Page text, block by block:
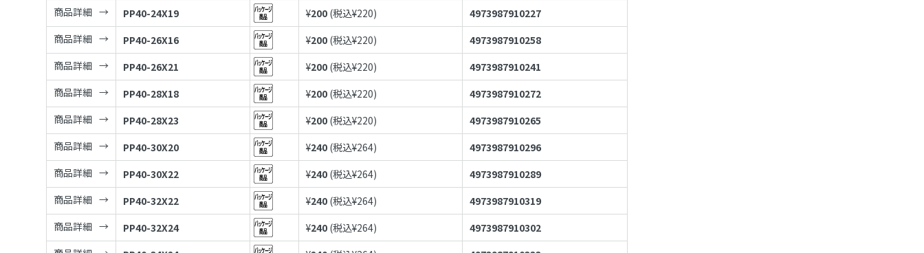
商品詳細
PP40-24X19 ¥200 (税込¥220)
4973987910227
商品詳細
PP40-26X16 ¥200 (税込¥220)
4973987910258
商品詳細
PP40-26X21 ¥200 (税込¥220)
4973987910241
商品詳細
PP40-28X18 ¥200 (税込¥220)
4973987910272
商品詳細
PP40-28X23 ¥200 (税込¥220)
4973987910265
商品詳細
PP40-30X20 ¥240 (税込¥264)
4973987910296
商品詳細
PP40-30X22 ¥240 (税込¥264)
4973987910289
商品詳細
PP40-32X22 ¥240 (税込¥264)
4973987910319
商品詳細
PP40-32X24 ¥240 (税込¥264)
4973987910302